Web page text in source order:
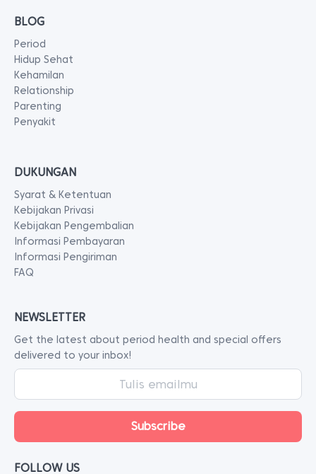
BLOG
Period
Hidup Sehat
Kehamilan
Relationship
Parenting
Penyakit
DUKUNGAN
Syarat & Ketentuan
Kebijakan Privasi
Kebijakan Pengembalian
Informasi Pembayaran
Informasi Pengiriman
FAQ
NEWSLETTER
Get the latest about period health and special offers
delivered to your inbox!
FOLLOW US